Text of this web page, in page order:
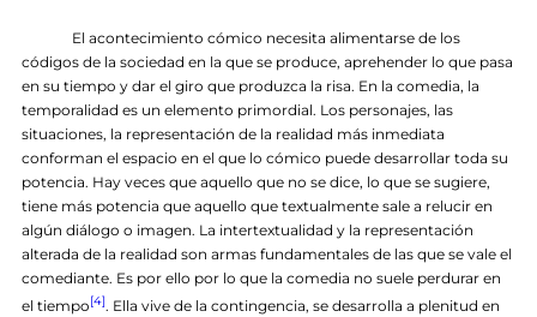
El acontecimiento cómico necesita alimentarse de los
códigos de la sociedad en la que se produce, aprehender lo que pasa
en su tiempo y dar el giro que produzca la risa. En la comedia, la
temporalidad es un elemento primordial. Los personajes, las
situaciones, la representación de la realidad más inmediata
conforman el espacio en el que lo cómico puede desarrollar toda su
potencia. Hay veces que aquello que no se dice, lo que se sugiere,
tiene más potencia que aquello que textualmente sale a relucir en
algún diálogo o imagen. La intertextualidad y la representación
alterada de la realidad son armas fundamentales de las que se vale el
comediante. Es por ello por lo que la comedia no suele perdurar en
el tiempo[4]. Ella vive de la contingencia, se desarrolla a plenitud en